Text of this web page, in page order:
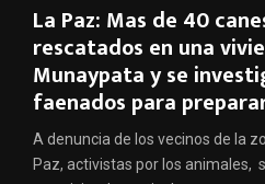
La Paz: Mas de 40
rescatados en una
Munaypata y se
faenados para
A denuncia de los vecinos de la
Paz, activistas por los animales,